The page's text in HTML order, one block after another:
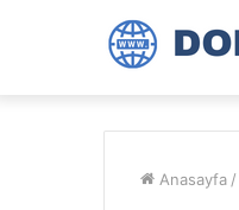
Anasayfa /